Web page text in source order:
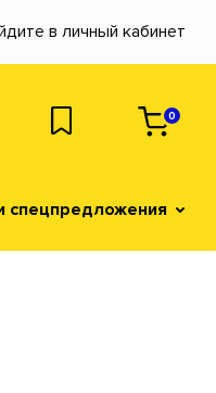
в личный кабинет
0
спецпредложения